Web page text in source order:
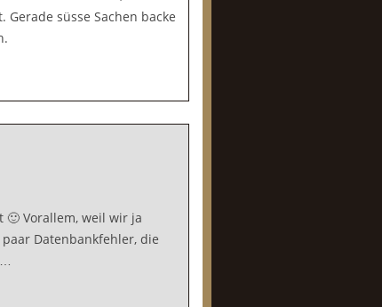
süsse Sachen backe
🙂 Vorallem, weil wir ja
Datenbankfehler, die